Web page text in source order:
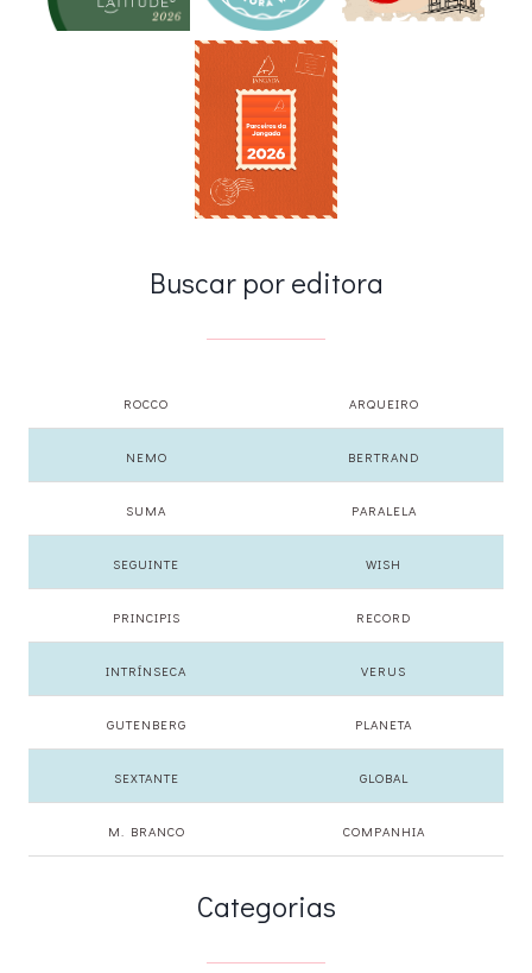
Buscar por editora
ROCCO ARQUEIRO
NEMO BERTRAND
SUMA PARALELA
SEGUINTE WISH
PRINCIPIS RECORD
INTRÍNSECA VERUS
GUTENBERG PLANETA
SEXTANTE GLOBAL
M. BRANCO COMPANHIA
Categorias